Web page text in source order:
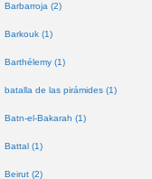
Barbarroja (2)
Barkouk (1)
Barthélemy (1)
batalla de las pirámides (1)
Batn-el-Bakarah (1)
Battal (1)
Beirut (2)